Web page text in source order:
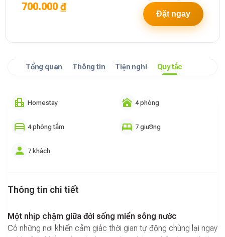
700.000 ₫
Đặt ngay
Tổng quan Thông tin Tiện nghi Quy tắc
Homestay 4 phòng
4 phòng tắm 7 giường
7 khách
Thông tin chi tiết
Một nhịp chậm giữa đời sống miền sông nước
Có những nơi khiến cảm giác thời gian tự động chùng lại ngay